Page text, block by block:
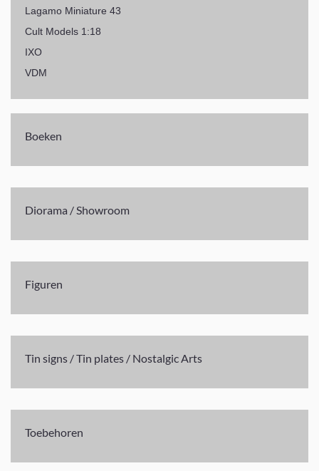
Lagamo Miniature 43
Cult Models 1:18
IXO
VDM
Boeken
Diorama / Showroom
Figuren
Tin signs / Tin plates / Nostalgic Arts
Toebehoren